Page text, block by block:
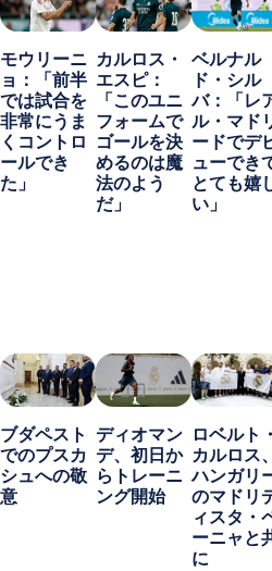
モウリーニ
ョ：「前半
では試合を
非常にうま
くコントロ
ールでき
た」
カルロス・
エスピ：
「このユニ
フォームで
ゴールを決
めるのは魔
法のよう
だ」
ベルナル
ド・シル
バ：「レ
ル・マド
ードでデ
ューでき
とても嬉
い」
ブダペスト
でのプスカ
シュへの敬
意
ディオマン
デ、初日か
らトレーニ
ング開始
ロベルト・
カルロス、
ハンガリ
のマドリ
ィスタ・
ーニャと
に